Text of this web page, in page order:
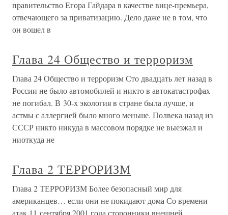
правительство Егора Гайдара в качестве вице-премьера,
отвечающего за приватизацию. Дело даже не в том, что
он вошел в
Глава 24 Общество и терроризм
Глава 24 Общество и терроризм Сто двадцать лет назад в
России не было автомобилей и никто в автокатастрофах
не погибал. В 30-х экология в стране была лучше, и
астмы с аллергией было много меньше. Полвека назад из
СССР никто никуда в массовом порядке не выезжал и
ниоткуда не
Глава 2 ТЕРРОРИЗМ
Глава 2 ТЕРРОРИЗМ Более безопасный мир для
американцев… если они не покидают дома Со времени
атак 11 сентября 2001 года сторонники внешней